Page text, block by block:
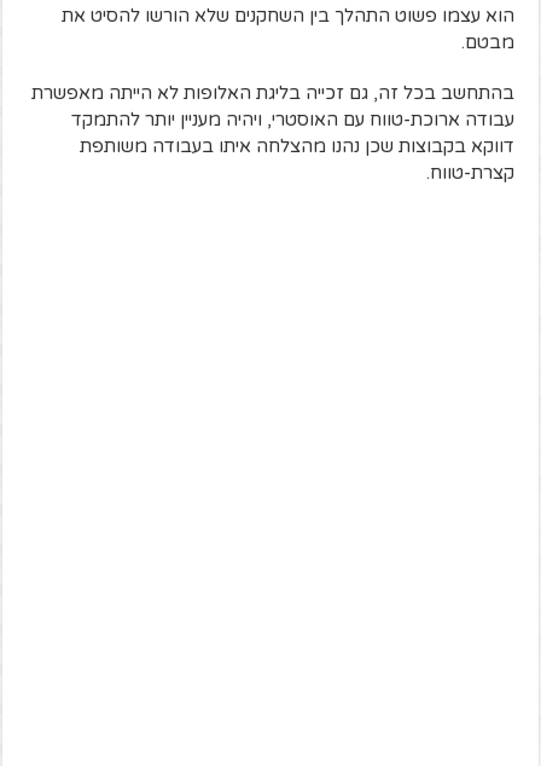
הוא עצמו פשוט התהלך בין השחקנים שלא הורשו להסיט את
מבטם.
בהתחשב בכל זה, גם זכייה בליגת האלופות לא הייתה מאפשרת
עבודה ארוכת-טווח עם האוסטרי, ויהיה מעניין יותר להתמקד
דווקא בקבוצות שכן נהנו מהצלחה איתו בעבודה משותפת
קצרת-טווח.